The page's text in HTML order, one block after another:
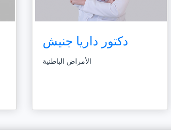
دكتور داريا جنيش
الأمراض الباطنية